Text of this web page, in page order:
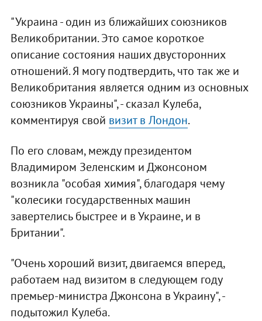
"Украина - один из ближайших союзников
Великобритании. Это самое короткое
описание состояния наших двусторонних
отношений. Я могу подтвердить, что так же и
Великобритания является одним из основных
союзников Украины", - сказал Кулеба,
комментируя свой визит в Лондон.
По его словам, между президентом
Владимиром Зеленским и Джонсоном
возникла "особая химия", благодаря чему
"колесики государственных машин
завертелись быстрее и в Украине, и в
Британии".
"Очень хороший визит, двигаемся вперед,
работаем над визитом в следующем году
премьер-министра Джонсона в Украину", -
подытожил Кулеба.